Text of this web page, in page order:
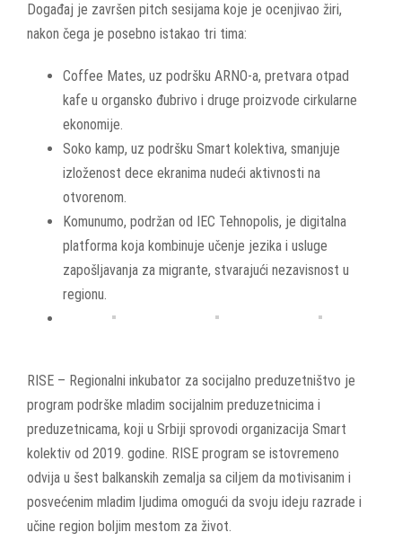
Događaj je završen pitch sesijama koje je ocenjivao žiri,
nakon čega je posebno istakao tri tima:
Coffee Mates, uz podršku ARNO-a, pretvara otpad
kafe u organsko đubrivo i druge proizvode cirkularne
ekonomije.
Soko kamp, uz podršku Smart kolektiva, smanjuje
izloženost dece ekranima nudeći aktivnosti na
otvorenom.
Komunumo, podržan od IEC Tehnopolis, je digitalna
platforma koja kombinuje učenje jezika i usluge
zapošljavanja za migrante, stvarajući nezavisnost u
regionu.
RISE – Regionalni inkubator za socijalno preduzetništvo je
program podrške mladim socijalnim preduzetnicima i
preduzetnicama, koji u Srbiji sprovodi organizacija Smart
kolektiv od 2019. godine. RISE program se istovremeno
odvija u šest balkanskih zemalja sa ciljem da motivisanim i
posvećenim mladim ljudima omogući da svoju ideju razrade i
učine region boljim mestom za život.